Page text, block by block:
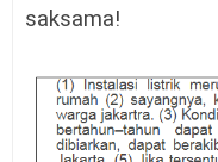
saksama!